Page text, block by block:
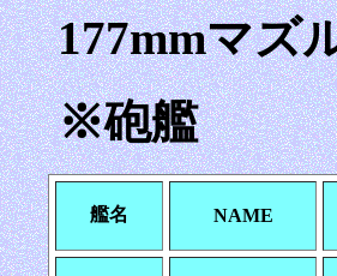
177mmマズ
※砲艦
艦名 NAME